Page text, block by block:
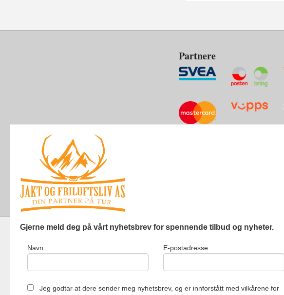
Partnere
Jakt og Friluftsliv AS Eliasmoen
Gjerne meld deg på vårt nyhetsbrev for spennende tilbud og nyheter.
Navn E-postadresse
Jeg godtar at dere sender meg nyhetsbrev, og er innforstått med vilkårene for